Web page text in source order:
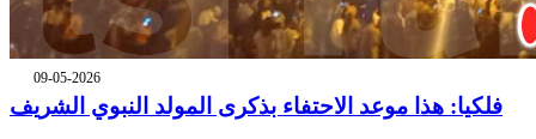
09-05-2026
فلكيا: هذا موعد الاحتفاء بذكرى المولد النبوي الشريف